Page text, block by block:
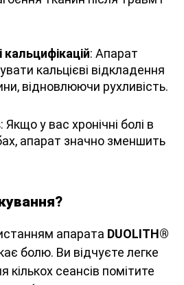
кальцифікацій: Апарат
кальцієві відкладення
відновлюючи рухливість.
: Якщо у вас хронічні болі в
апарат значно зменшить
апарата DUOLITH®
болю. Ви відчуєте легке
кількох сеансів помітите